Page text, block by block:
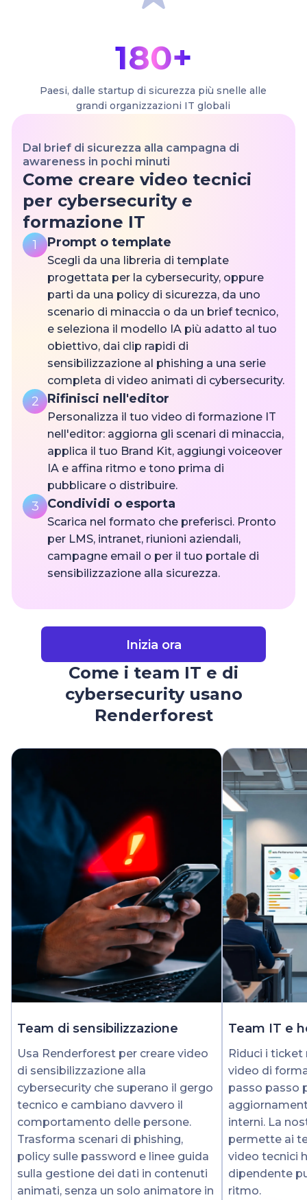
180+
Paesi, dalle startup di sicurezza più snelle alle
grandi organizzazioni IT globali
Dal brief di sicurezza alla campagna di
awareness in pochi minuti
Come creare video tecnici
per cybersecurity e
formazione IT
1 Prompt o template
Scegli da una libreria di template
progettata per la cybersecurity, oppure
parti da una policy di sicurezza, da uno
scenario di minaccia o da un brief tecnico,
e seleziona il modello IA più adatto al tuo
obiettivo, dai clip rapidi di
sensibilizzazione al phishing a una serie
completa di video animati di cybersecurity.
2 Rifinisci nell'editor
Personalizza il tuo video di formazione IT
nell'editor: aggiorna gli scenari di minaccia,
applica il tuo Brand Kit, aggiungi voiceover
IA e affina ritmo e tono prima di
pubblicare o distribuire.
3 Condividi o esporta
Scarica nel formato che preferisci. Pronto
per LMS, intranet, riunioni aziendali,
campagne email o per il tuo portale di
sensibilizzazione alla sicurezza.
Inizia ora
Come i team IT e di
cybersecurity usano
Renderforest
Team di sensibilizzazione
Usa Renderforest per creare video
di sensibilizzazione alla
cybersecurity che superano il gergo
tecnico e cambiano davvero il
comportamento delle persone.
Trasforma scenari di phishing,
policy sulle password e linee guida
sulla gestione dei dati in contenuti
animati, senza un solo animatore in
Team IT e
Riduci i
video di
passo passo
interni. La
permette ai
video tecnici
dipendente
ritmo.